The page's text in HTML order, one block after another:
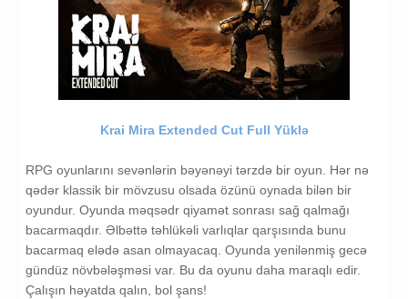
Krai Mira Extended Cut Full Yüklə
RPG oyunlarını sevənlərin bəyənəyi tərzdə bir oyun. Hər nə
qədər klassik bir mövzusu olsada özünü oynada bilən bir
oyundur. Oyunda məqsədr qiyamət sonrası sağ qalmağı
bacarmaqdır. Əlbəttə təhlükəli varlıqlar qarşısında bunu
bacarmaq elədə asan olmayacaq. Oyunda yenilənmiş gecə
gündüz növbələşməsi var. Bu da oyunu daha maraqlı edir.
Çalışın həyatda qalın, bol şans!